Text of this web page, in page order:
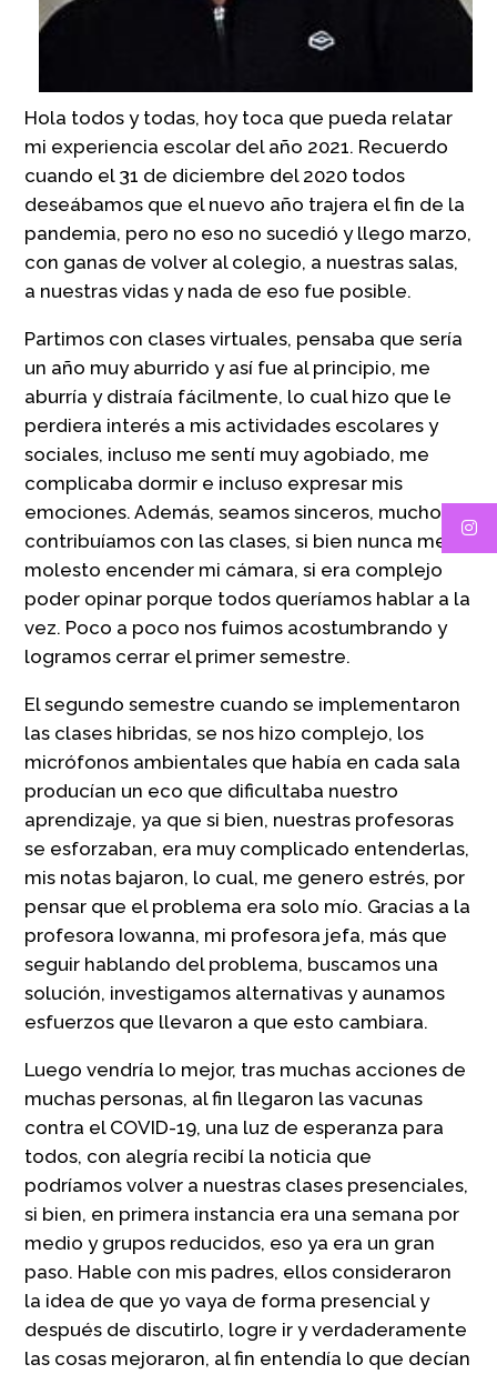
Hola todos y todas, hoy toca que pueda relatar
mi experiencia escolar del año 2021. Recuerdo
cuando el 31 de diciembre del 2020 todos
deseábamos que el nuevo año trajera el fin de la
pandemia, pero no eso no sucedió y llego marzo,
con ganas de volver al colegio, a nuestras salas,
a nuestras vidas y nada de eso fue posible.
Partimos con clases virtuales, pensaba que sería
un año muy aburrido y así fue al principio, me
aburría y distraía fácilmente, lo cual hizo que le
perdiera interés a mis actividades escolares y
sociales, incluso me sentí muy agobiado, me
complicaba dormir e incluso expresar mis
emociones. Además, seamos sinceros, mucho no
contribuíamos con las clases, si bien nunca me
molesto encender mi cámara, si era complejo
poder opinar porque todos queríamos hablar a la
vez. Poco a poco nos fuimos acostumbrando y
logramos cerrar el primer semestre.
El segundo semestre cuando se implementaron
las clases hibridas, se nos hizo complejo, los
micrófonos ambientales que había en cada sala
producían un eco que dificultaba nuestro
aprendizaje, ya que si bien, nuestras profesoras
se esforzaban, era muy complicado entenderlas,
mis notas bajaron, lo cual, me genero estrés, por
pensar que el problema era solo mío. Gracias a la
profesora Iowanna, mi profesora jefa, más que
seguir hablando del problema, buscamos una
solución, investigamos alternativas y aunamos
esfuerzos que llevaron a que esto cambiara.
Luego vendría lo mejor, tras muchas acciones de
muchas personas, al fin llegaron las vacunas
contra el COVID-19, una luz de esperanza para
todos, con alegría recibí la noticia que
podríamos volver a nuestras clases presenciales,
si bien, en primera instancia era una semana por
medio y grupos reducidos, eso ya era un gran
paso. Hable con mis padres, ellos consideraron
la idea de que yo vaya de forma presencial y
después de discutirlo, logre ir y verdaderamente
las cosas mejoraron, al fin entendía lo que decían